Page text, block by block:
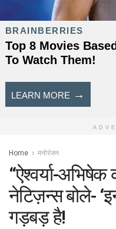
Home मनोरंजन
“ऐश्वर्या-अभिषेक
नेटिज़न्स बोले-
गड़बड़ है!